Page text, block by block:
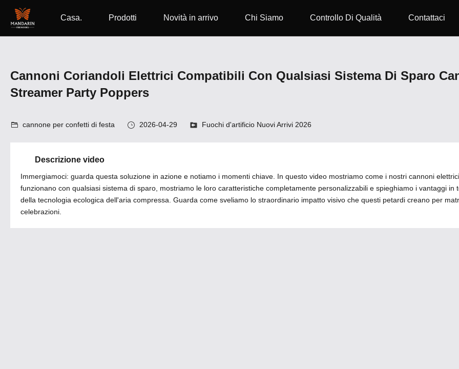
Casa. Prodotti Novità in arrivo Chi Siamo Controllo Di Qualità Contattaci
Cannoni Coriandoli Elettrici Compatibili Con Qualsiasi Sistema Di Sparo
Streamer Party Poppers
cannone per confetti di festa 2026-04-29 Fuochi d'artificio Nuovi Arrivi 2026
Descrizione video
Immergiamoci: guarda questa soluzione in azione e notiamo i momenti chiave. In questo video mostriamo come i nostri cannoni
funzionano con qualsiasi sistema di sparo, mostriamo le loro caratteristiche completamente personalizzabili e spieghiamo i vantaggi in
della tecnologia ecologica dell'aria compressa. Guarda come sveliamo lo straordinario impatto visivo che questi petardi creano per
celebrazioni.